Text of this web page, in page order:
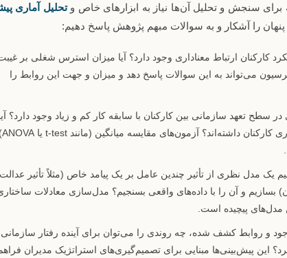
سنجش و تحلیل آن‌ها نیاز به ابزارهای خاص وتحلیل آماری
را آشکار و به سوالات مبهم پژوهش پاسخ دهیم:
کارکنان ارتباط معناداری وجود دارد؟ آیا میزان استرس شغلی بر
می‌تواند به این سوالات پاسخ دهد و میزان و جهت این روابط را
در سطح تعهد سازمانی بین کارکنان با سابقه کار کم و زیاد وجود دارد؟
روش‌های آموزشی جدید، تأثیر مثبتی بر بهره‌وری کارکنان داشته‌اند؟ آزمون‌های مقایسه میانگین (مانند t-test یا ANOVA)
یک مدل نظری از تأثیر چندین عامل بر یک پیامد خاص (مثلاً تأثیر عدالت
بسازیم و آن را با داده‌های واقعی بسنجیم؟ مدل‌سازی معادلات
مدل‌های پیچیده است.
و روابط کشف شده، چه روندی را می‌توان برای آینده رفتار
این پیش‌بینی‌ها مبنایی برای تصمیم‌گیری‌های استراتژیک مدیران